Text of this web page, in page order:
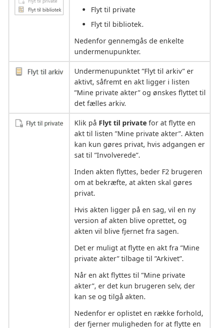
Flyt til private
Flyt til bibliotek.
Nedenfor gennemgås de enkelte
undermenupunkter.
Undermenupunktet ”Flyt til arkiv” er
aktivt, såfremt en akt ligger i listen
”Mine private akter” og ønskes flyttet til
det fælles arkiv.
Klik på Flyt til privatefor at flytte en
akt til listen ”Mine private akter”. Akten
kan kun gøres privat, hvis adgangen er
sat til ”Involverede”.
Inden akten flyttes, beder F2 brugeren
om at bekræfte, at akten skal gøres
privat.
Hvis akten ligger på en sag, vil en ny
version af akten blive oprettet, og
akten vil blive fjernet fra sagen.
Det er muligt at flytte en akt fra ”Mine
private akter” tilbage til ”Arkivet”.
Når en akt flyttes til ”Mine private
akter”, er det kun brugeren selv, der
kan se og tilgå akten.
Nedenfor er oplistet en række forhold,
der fjerner muligheden for at flytte en